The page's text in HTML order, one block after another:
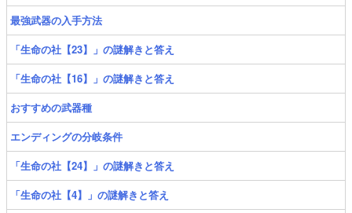
最強武器の入手方法
「生命の社【23】」の謎解きと答え
「生命の社【16】」の謎解きと答え
おすすめの武器種
エンディングの分岐条件
「生命の社【24】」の謎解きと答え
「生命の社【4】」の謎解きと答え